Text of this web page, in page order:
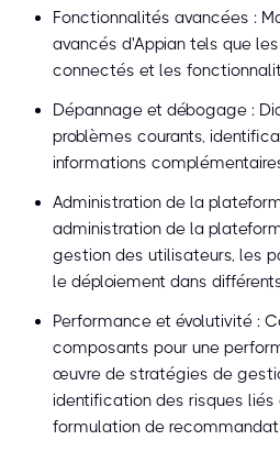
Fonctionnalités avancées :
avancés d'Appian tels que
connectés et les
Dépannage et débogage :
problèmes courants,
informations
Administration de la
administration de la
gestion des utilisateurs, les
le déploiement dans
Performance et évolutivité :
composants pour une
œuvre de stratégies de
identification des risques
formulation de